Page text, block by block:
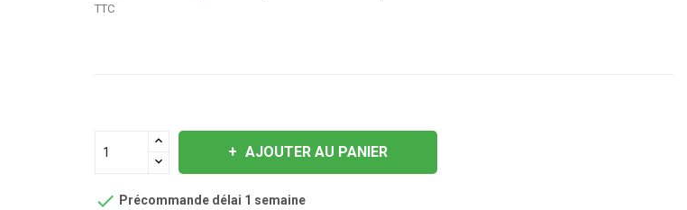
TTC
AJOUTER AU PANIER
 Précommande délai 1 semaine